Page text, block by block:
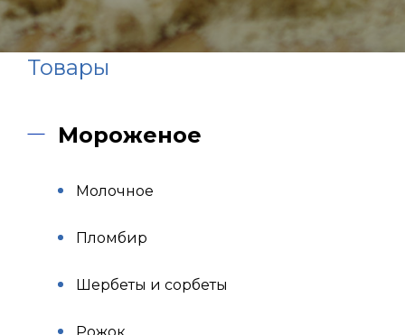
Товары
Мороженое
Молочное
Пломбир
Шербеты и сорбеты